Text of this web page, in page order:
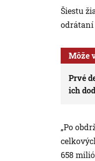
Šiestu
odrátaní
Môže
Prvé
ich
„Po
658